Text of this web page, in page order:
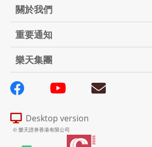
關於我們
重要通知
樂天集團
Desktop version
© 樂天證券香港有限公司